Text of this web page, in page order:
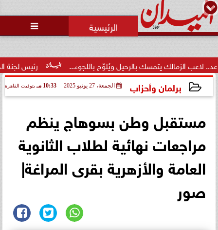

رئيس لجنة الحكام: الفراعنة يتمسك بالرحيل ويُلوّح باللجوء...
برلمان وأحزاب الجمعة، 27 يونيو 2025 10:33 مـ بتوقيت القاهرة
مستقبل وطن بسوهاج ينظم
مراجعات نهائية لطلاب الثانوية
العامة والأزهرية بقرى المراغة|
صور